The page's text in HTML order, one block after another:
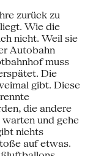
zurück zu
Wie die
nicht. Weil sie
Autobahn
muss
Die
gibt. Diese
die andere
und gehe
nichts
auf etwas.